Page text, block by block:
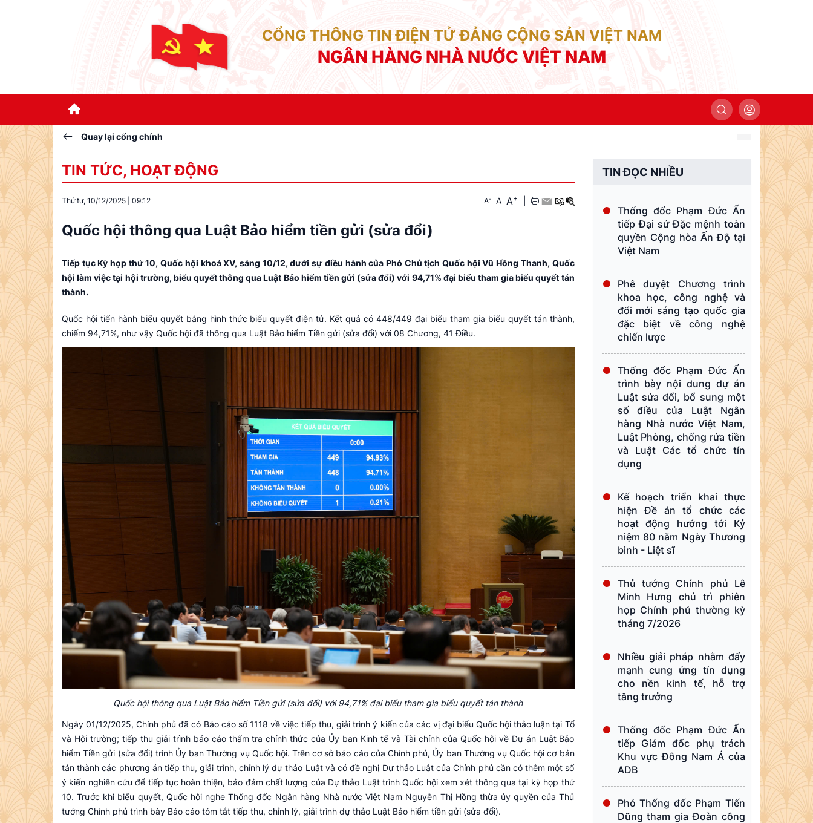
CỔNG THÔNG TIN ĐIỆN TỬ ĐẢNG CỘNG SẢN VIỆT NAM
NGÂN HÀNG NHÀ NƯỚC VIỆT NAM
Quay lại cổng chính
TIN TỨC, HOẠT ĐỘNG
Thứ tư, 10/12/2025 09:12 A- A A+
Quốc hội thông qua Luật Bảo hiểm tiền gửi (sửa đổi)
Tiếp tục Kỳ họp thứ 10, Quốc hội khoá XV, sáng 10/12, dưới sự điều hành của Phó Chủ tịch Quốc hội Vũ Hồng Thanh, Quốc
hội làm việc tại hội trường, biểu quyết thông qua Luật Bảo hiểm tiền gửi (sửa đổi) với 94,71% đại biểu tham gia biểu quyết tán
thành.
Quốc hội tiến hành biểu quyết bằng hình thức biểu quyết điện tử. Kết quả có 448/449 đại biểu tham gia biểu quyết tán thành,
chiếm 94,71%, như vậy Quốc hội đã thông qua Luật Bảo hiểm Tiền gửi (sửa đổi) với 08 Chương, 41 Điều.
Quốc hội thông qua Luật Bảo hiểm Tiền gửi (sửa đổi) với 94,71% đại biểu tham gia biểu quyết tán thành
Ngày 01/12/2025, Chính phủ đã có Báo cáo số 1118 về việc tiếp thu, giải trình ý kiến của các vị đại biểu Quốc hội thảo luận tại Tổ
và Hội trường; tiếp thu giải trình báo cáo thẩm tra chính thức của Ủy ban Kinh tế và Tài chính của Quốc hội về Dự án Luật Bảo
hiểm Tiền gửi (sửa đổi) trình Ủy ban Thường vụ Quốc hội. Trên cơ sở báo cáo của Chính phủ, Ủy ban Thường vụ Quốc hội cơ bản
tán thành các phương án tiếp thu, giải trình, chỉnh lý dự thảo Luật và có đề nghị Dự thảo Luật của Chính phủ cần có thêm một số
ý kiến nghiên cứu để tiếp tục hoàn thiện, bảo đảm chất lượng của Dự thảo Luật trình Quốc hội xem xét thông qua tại kỳ họp thứ
10. Trước khi biểu quyết, Quốc hội nghe Thống đốc Ngân hàng Nhà nước Việt Nam Nguyễn Thị Hồng thừa ủy quyền của Thủ
tướng Chính phủ trình bày Báo cáo tóm tắt tiếp thu, chỉnh lý, giải trình dự thảo Luật Bảo hiểm tiền gửi (sửa đổi).
TIN ĐỌC NHIỀU
Thống đốc Phạm Đức Ấn
tiếp Đại sứ Đặc mệnh toàn
quyền Cộng hòa Ấn Độ tại
Việt Nam
Phê duyệt Chương trình
khoa học, công nghệ và
đổi mới sáng tạo quốc gia
đặc biệt về công nghệ
chiến lược
Thống đốc Phạm Đức Ấn
trình bày nội dung dự án
Luật sửa đổi, bổ sung một
số điều của Luật Ngân
hàng Nhà nước Việt Nam,
Luật Phòng, chống rửa tiền
và Luật Các tổ chức tín
dụng
Kế hoạch triển khai thực
hiện Đề án tổ chức các
hoạt động hướng tới Kỷ
niệm 80 năm Ngày Thương
binh - Liệt sĩ
Thủ tướng Chính phủ Lê
Minh Hưng chủ trì phiên
họp Chính phủ thường kỳ
tháng 7/2026
Nhiều giải pháp nhằm đẩy
mạnh cung ứng tín dụng
cho nền kinh tế, hỗ trợ
tăng trưởng
Thống đốc Phạm Đức Ấn
tiếp Giám đốc phụ trách
Khu vực Đông Nam Á của
ADB
Phó Thống đốc Phạm Tiến
Dũng tham gia Đoàn công